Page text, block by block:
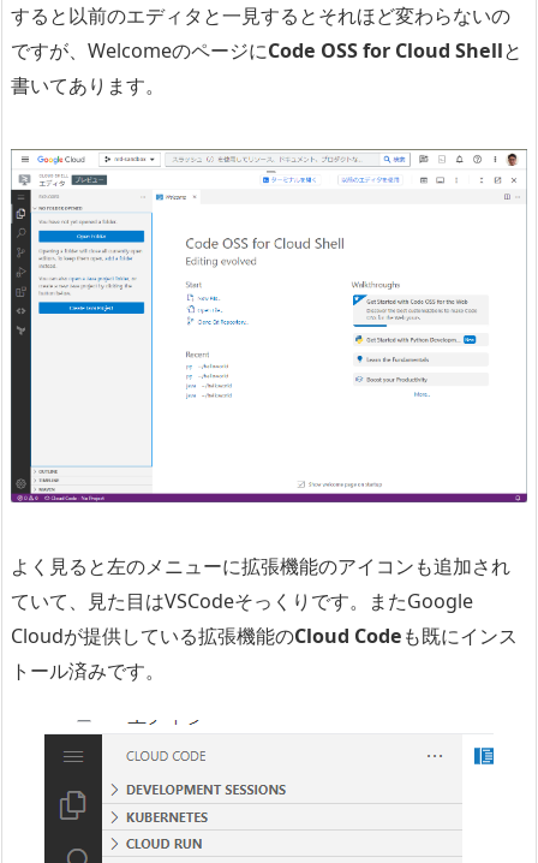
すると以前のエディタと一見するとそれほど変わらないの
ですが、WelcomeのページにCode OSS for Cloud Shellと
書いてあります。
よく見ると左のメニューに拡張機能のアイコンも追加され
ていて、見た目はVSCodeそっくりです。またGoogle
Cloudが提供している拡張機能のCloud Codeも既にインス
トール済みです。